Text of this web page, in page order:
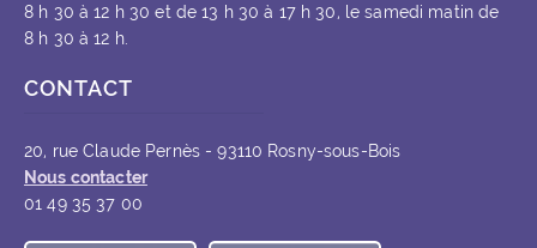
8 h 30 à 12 h 30 et de 13 h 30 à 17 h 30, le samedi matin de
8 h 30 à 12 h.
CONTACT
20, rue Claude Pernès - 93110 Rosny-sous-Bois
Nous contacter
01 49 35 37 00